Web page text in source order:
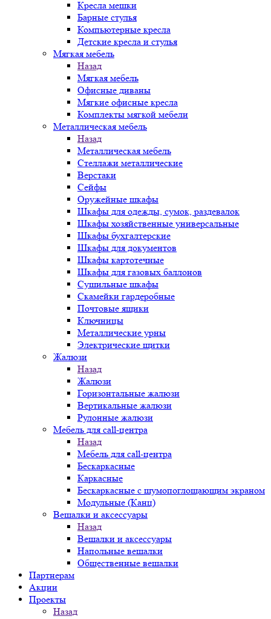
Кресла мешки
Барные стулья
Компьютерные кресла
Детские кресла и стулья
Мягкая мебель
Назад
Мягкая мебель
Офисные диваны
Мягкие офисные кресла
Комплекты мягкой мебели
Металлическая мебель
Назад
Металлическая мебель
Стеллажи металлические
Верстаки
Сейфы
Оружейные шкафы
Шкафы для одежды, сумок, раздевалок
Шкафы хозяйственные универсальные
Шкафы бухгалтерские
Шкафы для документов
Шкафы картотечные
Шкафы для газовых баллонов
Сушильные шкафы
Скамейки гардеробные
Почтовые ящики
Ключницы
Металлические урны
Электрические щитки
Жалюзи
Назад
Жалюзи
Горизонтальные жалюзи
Вертикальные жалюзи
Рулонные жалюзи
Мебель для call-центра
Назад
Мебель для call-центра
Бескаркасные
Каркасные
Бескаркасные с шумопоглощающим экраном
Модульные (Канц)
Вешалки и аксессуары
Назад
Вешалки и аксессуары
Напольные вешалки
Общественные вешалки
Партнерам
Акции
Проекты
Назад